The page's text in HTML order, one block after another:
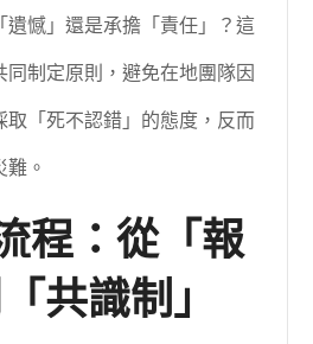
遺憾」還是承擔「責任」？這
同制定原則，避免在地團隊因
取「死不認錯」的態度，反而
。
程：從「報
共識制」